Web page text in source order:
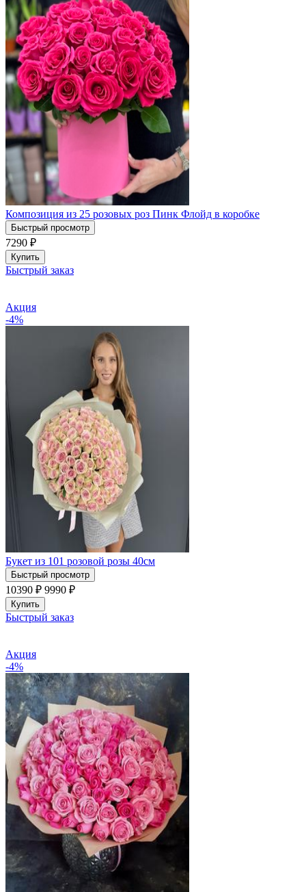
Композиция из 25 розовых роз Пинк Флойд в коробке
Быстрый просмотр
7290 ₽
Купить
Быстрый заказ
Акция
-4%
Букет из 101 розовой розы 40см
Быстрый просмотр
10390 ₽ 9990 ₽
Купить
Быстрый заказ
Акция
-4%